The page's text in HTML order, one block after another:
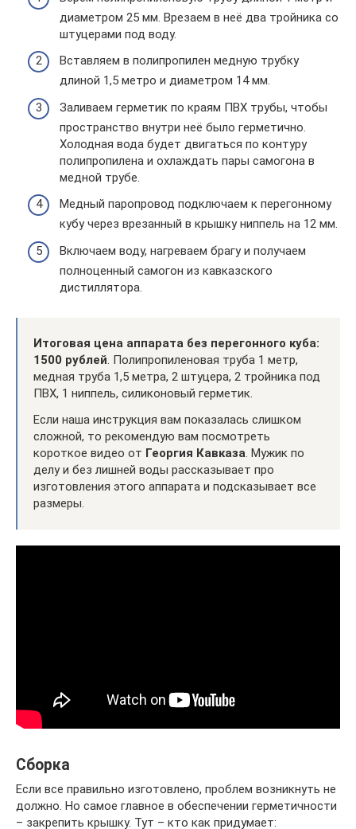
диаметром 25 мм. Врезаем в неё два тройника со
штуцерами под воду.
Вставляем в полипропилен медную трубку
длиной 1,5 метро и диаметром 14 мм.
Заливаем герметик по краям ПВХ трубы, чтобы
пространство внутри неё было герметично.
Холодная вода будет двигаться по контуру
полипропилена и охлаждать пары самогона в
медной трубе.
Медный паропровод подключаем к перегонному
кубу через врезанный в крышку ниппель на 12 мм.
Включаем воду, нагреваем брагу и получаем
полноценный самогон из кавказского
дистиллятора.
Итоговая цена аппарата без перегонного куба:
1500 рублей . Полипропиленовая труба 1 метр,
медная труба 1,5 метра, 2 штуцера, 2 тройника под
ПВХ, 1 ниппель, силиконовый герметик.
Если наша инструкция вам показалась слишком
сложной, то рекомендую вам посмотреть
короткое видео от Георгия Кавказа . Мужик по
делу и без лишней воды рассказывает про
изготовления этого аппарата и подсказывает все
размеры.
Сборка
Если все правильно изготовлено, проблем возникнуть не
должно. Но самое главное в обеспечении герметичности
– закрепить крышку. Тут – кто как придумает: